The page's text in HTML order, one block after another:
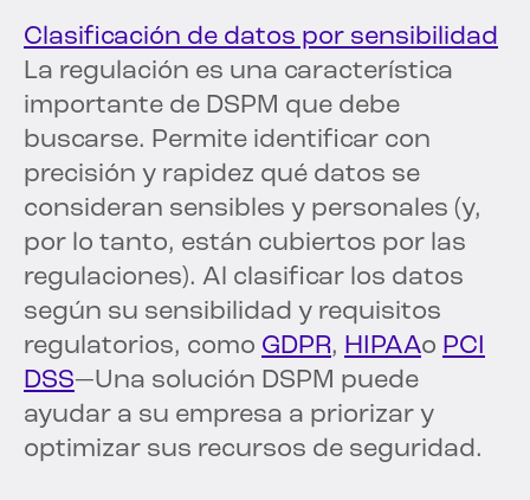
Clasificación de datos por sensibilidad
La regulación es una característica
importante de DSPM que debe
buscarse. Permite identificar con
precisión y rapidez qué datos se
consideran sensibles y personales (y,
por lo tanto, están cubiertos por las
regulaciones). Al clasificar los datos
según su sensibilidad y requisitos
regulatorios, como GDPR, HIPAAo PCI
DSS—Una solución DSPM puede
ayudar a su empresa a priorizar y
optimizar sus recursos de seguridad.